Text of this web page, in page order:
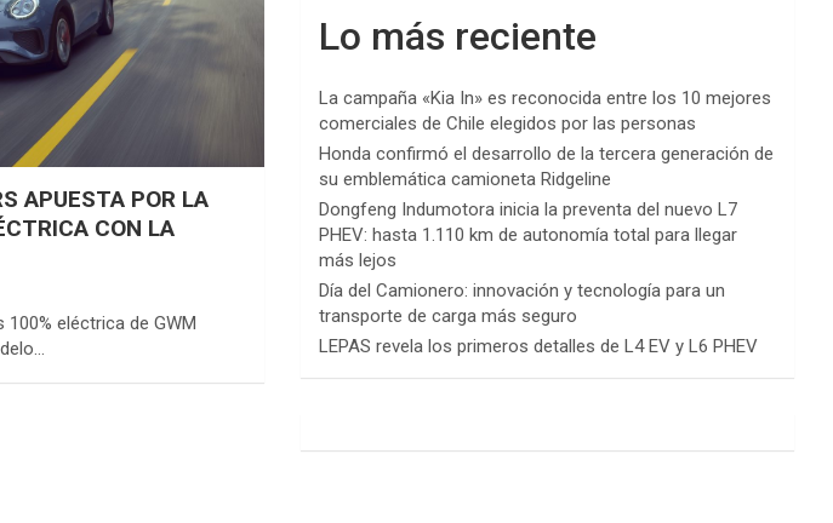
APUESTA POR LA
CON LA
eléctrica de GWM
Lo más reciente
La campaña «Kia In» es reconocida entre los 10 mejores
comerciales de Chile elegidos por las personas
Honda confirmó el desarrollo de la tercera generación de
su emblemática camioneta Ridgeline
Dongfeng Indumotora inicia la preventa del nuevo L7
PHEV: hasta 1.110 km de autonomía total para llegar
más lejos
Día del Camionero: innovación y tecnología para un
transporte de carga más seguro
LEPAS revela los primeros detalles de L4 EV y L6 PHEV